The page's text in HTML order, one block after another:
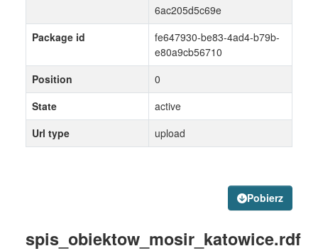
Pobierz
spis_obiektow_mosir_katowice.rdf
6ac205d5c69e
Package id
fe647930-be83-4ad4-b79b-
e80a9cb56710
Position
0
State
active
Url type
upload